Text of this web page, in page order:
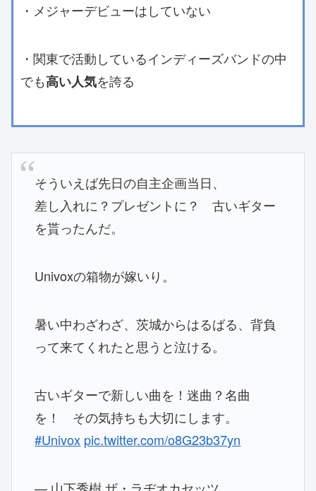
・メジャーデビューはしていない
・関東で活動しているインディーズバンドの中
でも高い人気を誇る
そういえば先日の自主企画当日、
差し入れに？プレゼントに？ 古いギター
を貰ったんだ。
Univoxの箱物が嫁いり。
暑い中わざわざ、茨城からはるばる、背負
って来てくれたと思うと泣ける。
古いギターで新しい曲を！迷曲？名曲
を！ その気持ちも大切にします。
#Univox pic.twitter.com/o8G23b37yn